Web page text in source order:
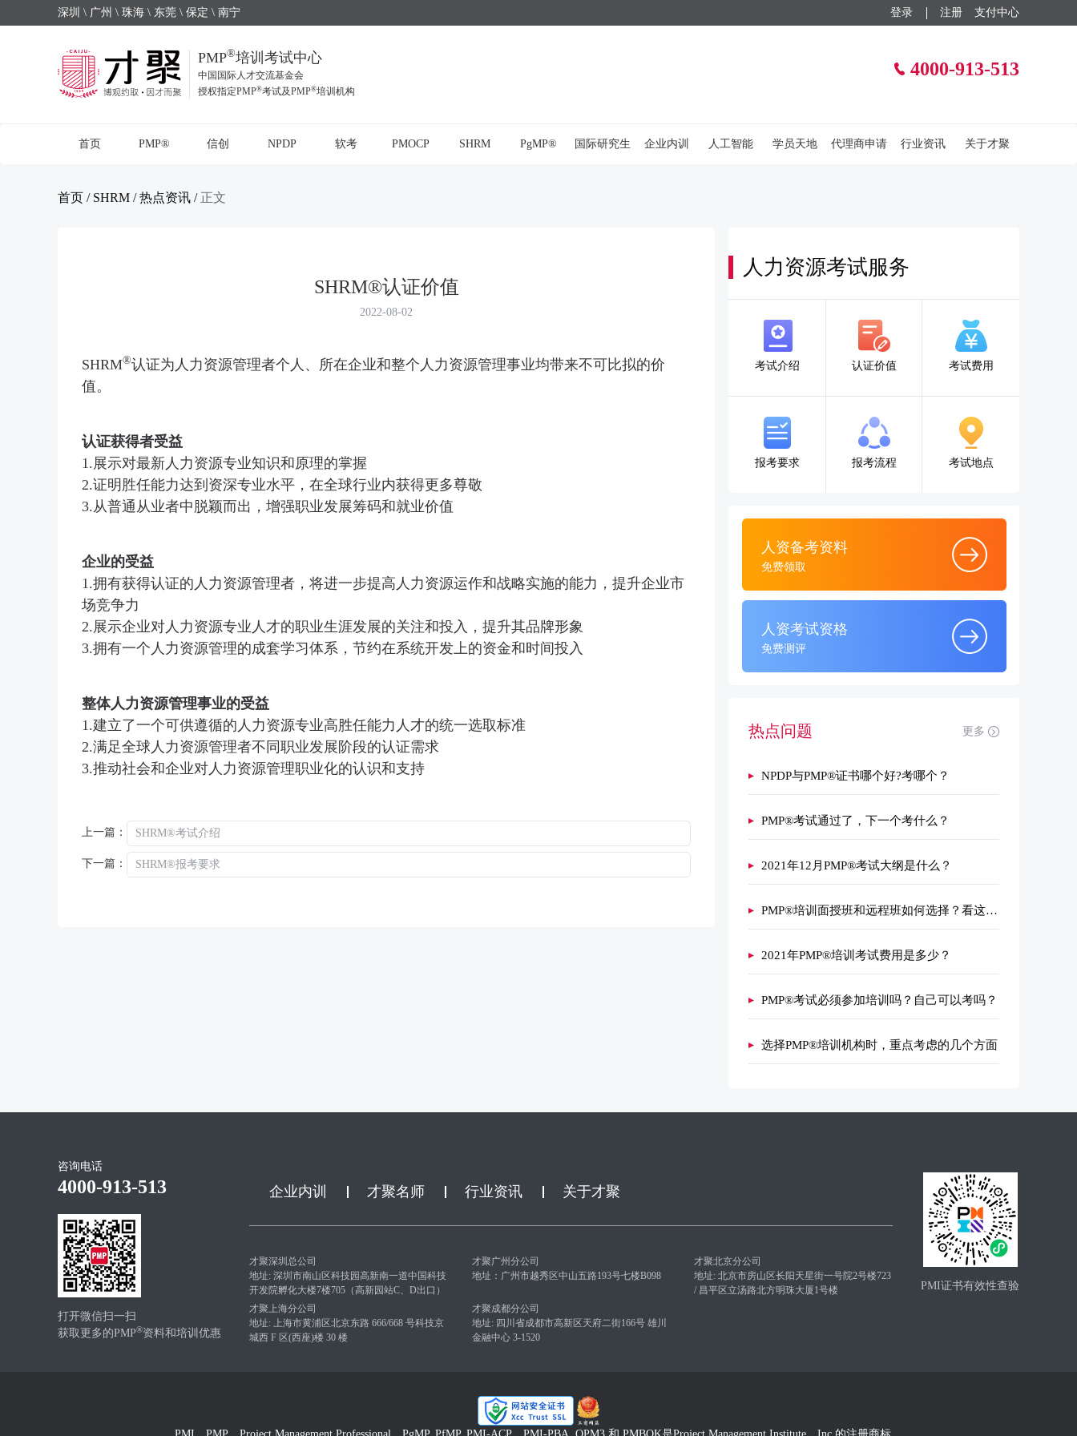
深圳 \ 广州 \ 珠海 \ 东莞 \ 保定 \ 南宁 支付中心
登录 注册
PMP®培训考试中心
中国国际人才交流基金会
授权指定PMP®考试及PMP®培训机构
4000-913-513
首页 PMP® 信创 NPDP 软考 PMOCP SHRM PgMP® 国际研究生 企业内训 人工智能 学员天地 代理商申请 行业资讯 关于才聚
首页 / SHRM /热点资讯 / 正文
SHRM®认证价值
2022-08-02
SHRM®认证为人力资源管理者个人、所在企业和整个人力资源管理事业均带来不可比拟的价
值。
认证获得者受益
1.展示对最新人力资源专业知识和原理的掌握
2.证明胜任能力达到资深专业水平，在全球行业内获得更多尊敬
3.从普通从业者中脱颖而出，增强职业发展筹码和就业价值
企业的受益
1.拥有获得认证的人力资源管理者，将进一步提高人力资源运作和战略实施的能力，提升企业市
场竞争力
2.展示企业对人力资源专业人才的职业生涯发展的关注和投入，提升其品牌形象
3.拥有一个人力资源管理的成套学习体系，节约在系统开发上的资金和时间投入
整体人力资源管理事业的受益
1.建立了一个可供遵循的人力资源专业高胜任能力人才的统一选取标准
2.满足全球人力资源管理者不同职业发展阶段的认证需求
3.推动社会和企业对人力资源管理职业化的认识和支持
上一篇： SHRM®考试介绍
下一篇： SHRM®报考要求
人力资源考试服务
考试介绍 认证价值 考试费用
报考要求 报考流程 考试地点
人资备考资料
免费领取
人资考试资格
免费测评
热点问题 更多
NPDP与PMP®证书哪个好?考哪个？
PMP®考试通过了，下一个考什么？
2021年12月PMP®考试大纲是什么？
PMP®培训面授班和远程班如何选择？看这里！
2021年PMP®培训考试费用是多少？
PMP®考试必须参加培训吗？自己可以考吗？
选择PMP®培训机构时，重点考虑的几个方面
咨询电话
4000-913-513
打开微信扫一扫
获取更多的PMP®资料和培训优惠
企业内训 才聚名师 行业资讯 关于才聚
才聚深圳总公司
地址: 深圳市南山区科技园高新南一道中国科技
开发院孵化大楼7楼705（高新园站C、D出口）
才聚广州分公司
地址：广州市越秀区中山五路193号七楼B098
才聚北京分公司
地址: 北京市房山区长阳天星街一号院2号楼723
/ 昌平区立汤路北方明珠大厦1号楼
才聚上海分公司
地址: 上海市黄浦区北京东路 666/668 号科技京
城西 F 区(西座)楼 30 楼
才聚成都分公司
地址: 四川省成都市高新区天府二街166号 雄川
金融中心 3-1520
PMI证书有效性查验